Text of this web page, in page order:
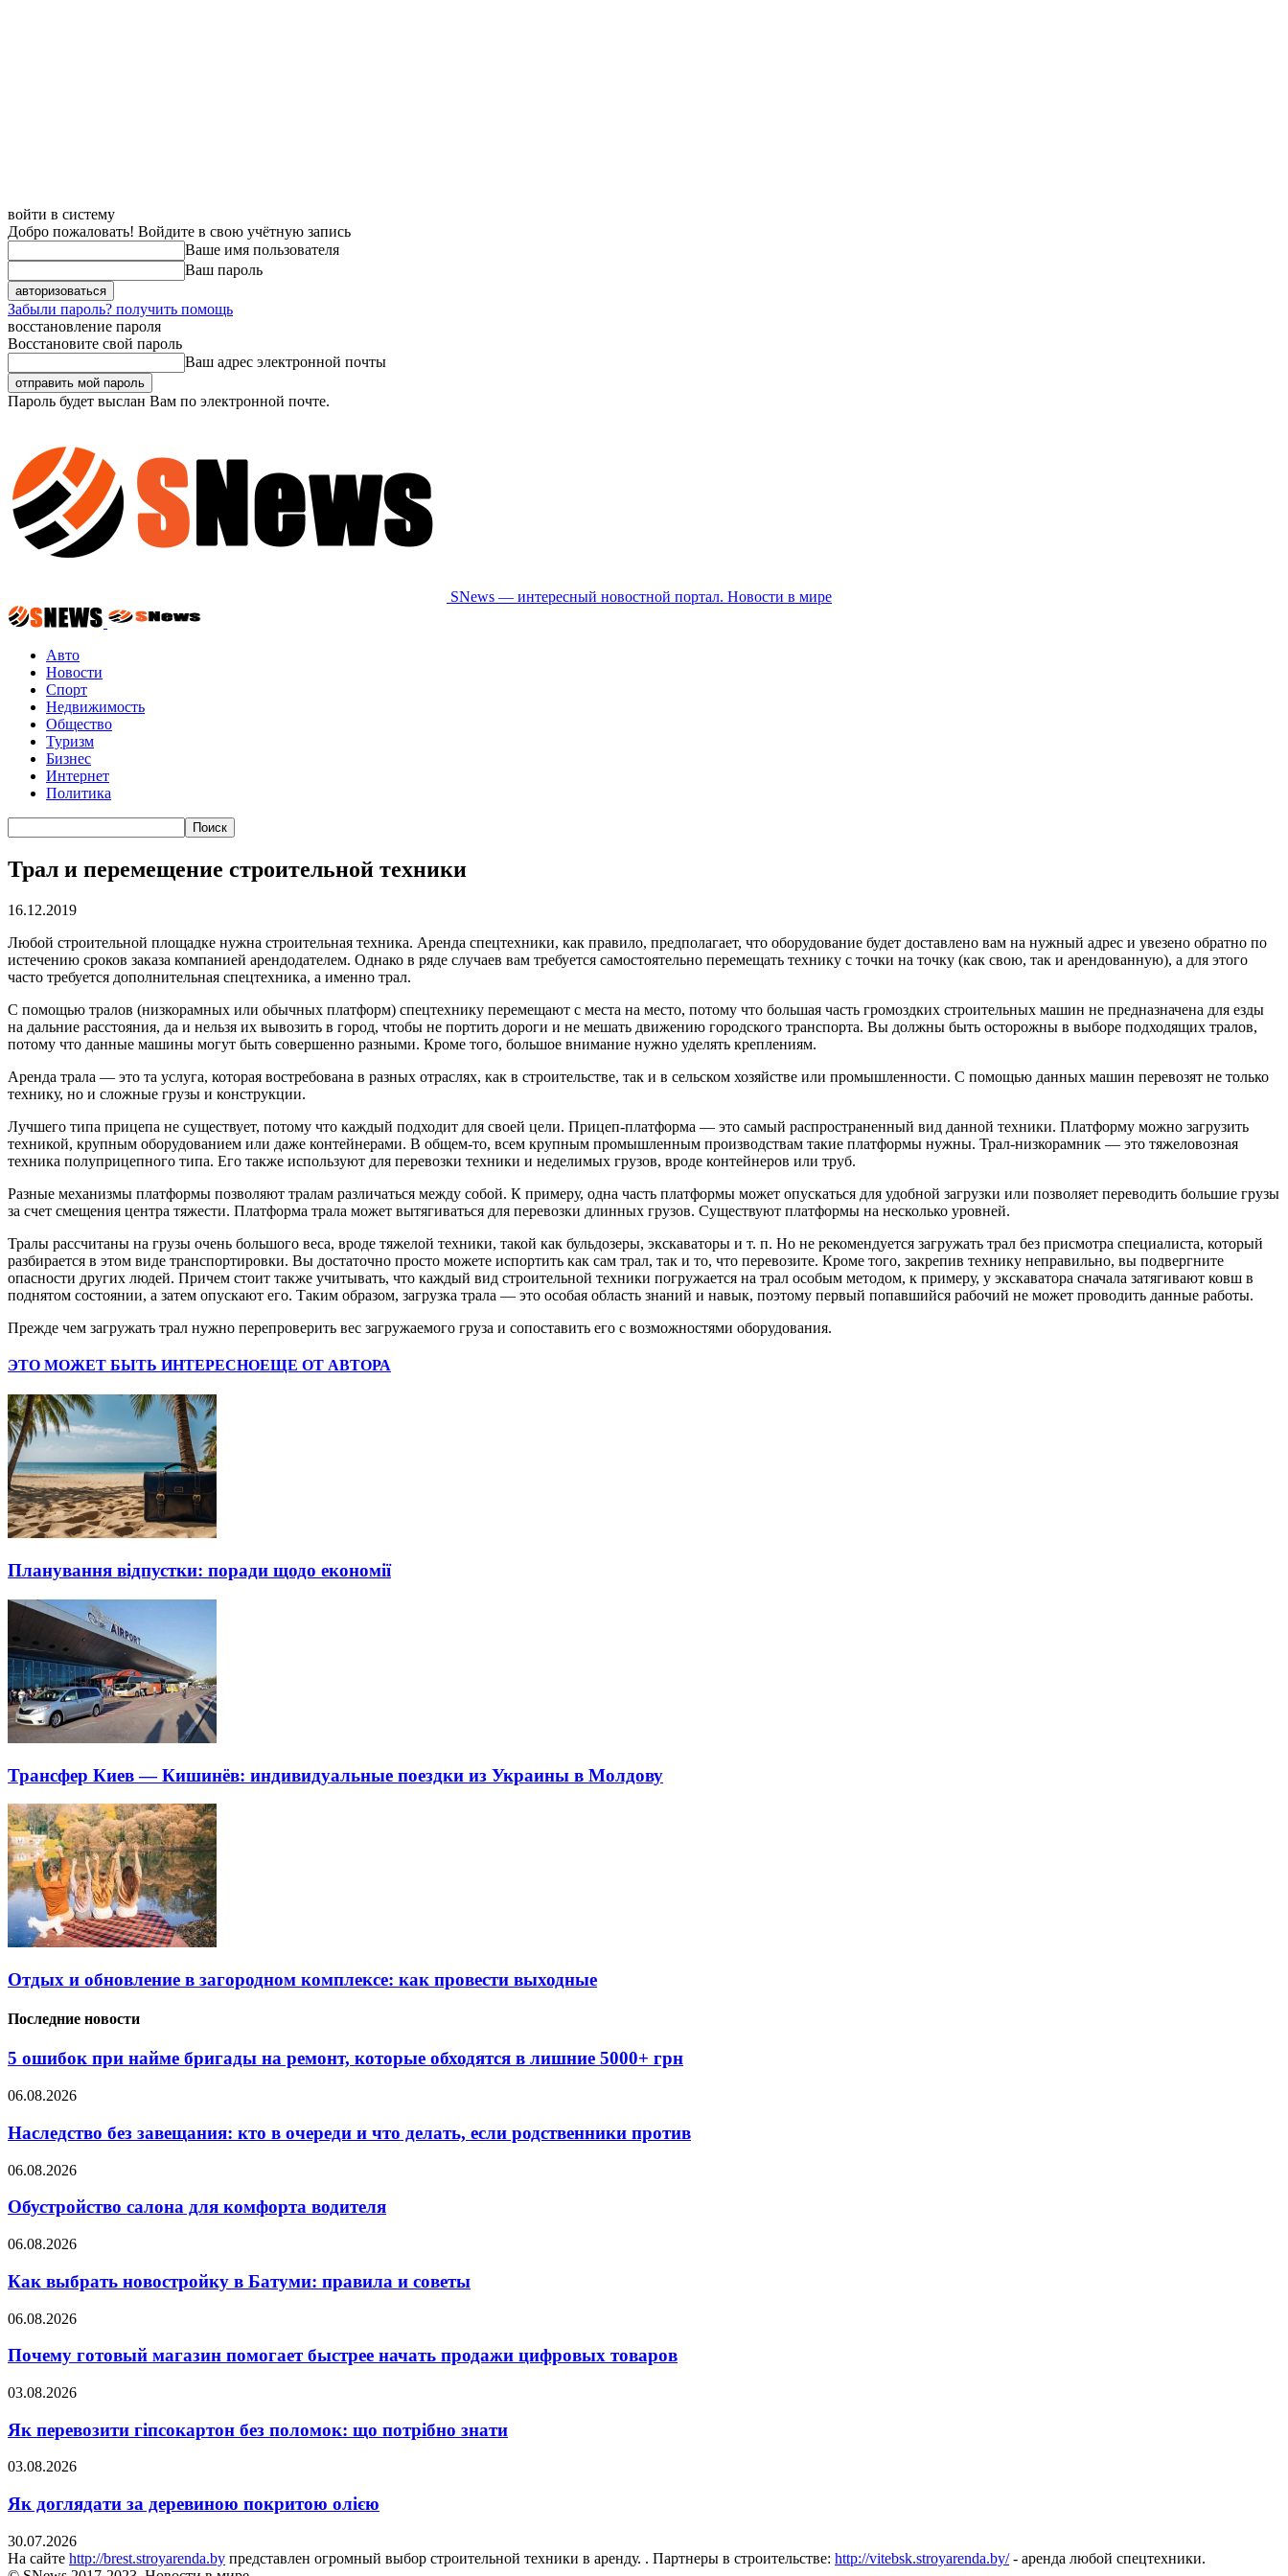
войти в систему
Добро пожаловать! Войдите в свою учётную запись
Ваше имя пользователя
Ваш пароль
Забыли пароль? получить помощь
восстановление пароля
Восстановите свой пароль
Ваш адрес электронной почты
Пароль будет выслан Вам по электронной почте.
SNews — интересный новостной портал. Новости в мире
Авто
Новости
Спорт
Недвижимость
Общество
Туризм
Бизнес
Интернет
Политика
Трал и перемещение строительной техники
16.12.2019
Любой строительной площадке нужна строительная техника. Аренда спецтехники, как правило, предполагает, что оборудование будет доставлено вам на нужный адрес и увезено обратно по
истечению сроков заказа компанией арендодателем. Однако в ряде случаев вам требуется самостоятельно перемещать технику с точки на точку (как свою, так и арендованную), а для этого
часто требуется дополнительная спецтехника, а именно трал.
С помощью тралов (низкорамных или обычных платформ) спецтехнику перемещают с места на место, потому что большая часть громоздких строительных машин не предназначена для езды
на дальние расстояния, да и нельзя их вывозить в город, чтобы не портить дороги и не мешать движению городского транспорта. Вы должны быть осторожны в выборе подходящих тралов,
потому что данные машины могут быть совершенно разными. Кроме того, большое внимание нужно уделять креплениям.
Аренда трала — это та услуга, которая востребована в разных отраслях, как в строительстве, так и в сельском хозяйстве или промышленности. С помощью данных машин перевозят не только
технику, но и сложные грузы и конструкции.
Лучшего типа прицепа не существует, потому что каждый подходит для своей цели. Прицеп-платформа — это самый распространенный вид данной техники. Платформу можно загрузить
техникой, крупным оборудованием или даже контейнерами. В общем-то, всем крупным промышленным производствам такие платформы нужны. Трал-низкорамник — это тяжеловозная
техника полуприцепного типа. Его также используют для перевозки техники и неделимых грузов, вроде контейнеров или труб.
Разные механизмы платформы позволяют тралам различаться между собой. К примеру, одна часть платформы может опускаться для удобной загрузки или позволяет переводить большие грузы
за счет смещения центра тяжести. Платформа трала может вытягиваться для перевозки длинных грузов. Существуют платформы на несколько уровней.
Тралы рассчитаны на грузы очень большого веса, вроде тяжелой техники, такой как бульдозеры, экскаваторы и т. п. Но не рекомендуется загружать трал без присмотра специалиста, который
разбирается в этом виде транспортировки. Вы достаточно просто можете испортить как сам трал, так и то, что перевозите. Кроме того, закрепив технику неправильно, вы подвергните
опасности других людей. Причем стоит также учитывать, что каждый вид строительной техники погружается на трал особым методом, к примеру, у экскаватора сначала затягивают ковш в
поднятом состоянии, а затем опускают его. Таким образом, загрузка трала — это особая область знаний и навык, поэтому первый попавшийся рабочий не может проводить данные работы.
Прежде чем загружать трал нужно перепроверить вес загружаемого груза и сопоставить его с возможностями оборудования.
ЭТО МОЖЕТ БЫТЬ ИНТЕРЕСНОЕЩЕ ОТ АВТОРА
Планування відпустки: поради щодо економії
Трансфер Киев — Кишинёв: индивидуальные поездки из Украины в Молдову
Отдых и обновление в загородном комплексе: как провести выходные
Последние новости
5 ошибок при найме бригады на ремонт, которые обходятся в лишние 5000+ грн
06.08.2026
Наследство без завещания: кто в очереди и что делать, если родственники против
06.08.2026
Обустройство салона для комфорта водителя
06.08.2026
Как выбрать новостройку в Батуми: правила и советы
06.08.2026
Почему готовый магазин помогает быстрее начать продажи цифровых товаров
03.08.2026
Як перевозити гіпсокартон без поломок: що потрібно знати
03.08.2026
Як доглядати за деревиною покритою олією
30.07.2026
На сайте http://brest.stroyarenda.by представлен огромный выбор строительной техники в аренду. . Партнеры в строительстве: http://vitebsk.stroyarenda.by/- аренда любой спецтехники.